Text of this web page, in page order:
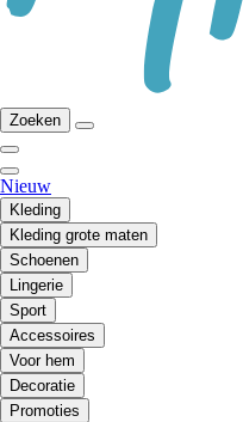
Zoeken
Nieuw
Kleding
Kleding grote maten
Schoenen
Lingerie
Sport
Accessoires
Voor hem
Decoratie
Promoties